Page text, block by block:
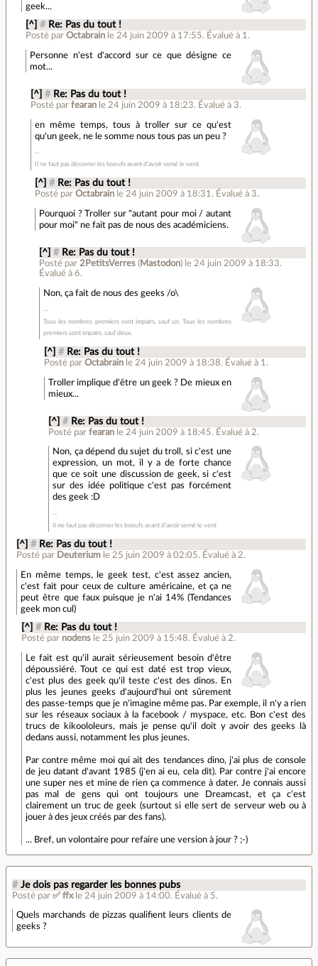
geek...
[^] # Re: Pas du tout !
Posté parOctabrain le 24 juin 2009 à 17:55. Évalué à 1 .
Personne n'est d'accord sur ce que désigne ce
mot...
[^] # Re: Pas du tout !
Posté par fearan le 24 juin 2009 à 18:23. Évalué à 3.
en même temps, tous à troller sur ce qu'est
qu'un geek, ne le somme nous tous pas un peu ?
Il ne faut pas décorner les boeufs avant d'avoir semé le vent
[^] # Re: Pas du tout !
Posté par Octabrain le 24 juin 2009 à 18:31.Évalué à 3.
Pourquoi ? Troller sur "autant pour moi / autant
pour moi" ne fait pas de nous des académiciens.
[^] # Re: Pas du tout !
Posté par 2PetitsVerres ( Mastodon) le 24 juin 2009 à 18:33.
Évalué à6.
Non, ça fait de nous des geeks /o\
Tous les nombres premiers sont impairs, sauf un. Tous les nombres
premiers sont impairs, sauf deux.
[^] # Re: Pas du tout !
Posté par Octabrain le 24 juin 2009 à 18:38. Évalué à 1 .
Troller implique d'être un geek ? De mieux en
mieux...
[^] # Re: Pas du tout !
Posté parfearan le 24 juin 2009 à 18:45. Évalué à 2.
Non, ça dépend du sujet du troll, si c'est une
expression, un mot, il y a de forte chance
que ce soit une discussion de geek, si c'est
sur des idée politique c'est pas forcément
des geek :D
Il ne faut pas décorner les boeufs avant d'avoir semé le vent
[^] # Re: Pas du tout !
Posté par Deuterium le 25 juin 2009 à 02:05. Évalué à 2.
En même temps, le geek test, c'est assez ancien,
c'est fait pour ceux de culture américaine, et ça ne
peut être que faux puisque je n'ai 14% (Tendances
geek mon cul)
[^] # Re: Pas du tout !
Posté par nodens le 25 juin 2009 à 15:48. Évalué à 2.
Le fait est qu'il aurait sérieusement besoin d'être
dépoussiéré. Tout ce qui est daté est trop vieux,
c'est plus des geek qu'il teste c'est des dinos. En
plus les jeunes geeks d'aujourd'hui ont sûrement
des passe-temps que je n'imagine même pas. Par exemple, il n'y a rien
sur les réseaux sociaux à la facebook / myspace, etc. Bon c'est des
trucs de kikoololeurs, mais je pense qu'il doit y avoir des geeks là
dedans aussi, notamment les plus jeunes.
Par contre même moi qui ait des tendances dino, j'ai plus de console
de jeu datant d'avant 1985 (j'en ai eu, cela dit). Par contre j'ai encore
une super nes et mine de rien ça commence à dater. Je connais aussi
pas mal de gens qui ont toujours une Dreamcast, et ça c'est
clairement un truc de geek (surtout si elle sert de serveur web ou à
jouer à des jeux créés par des fans).
... Bref, un volontaire pour refaire une version à jour ? ;-)
# Je dois pas regarder les bonnes pubs
Posté par ✅ ffx le 24 juin 2009 à 14:00. Évalué à 5.
Quels marchands de pizzas qualifient leurs clients de
geeks ?